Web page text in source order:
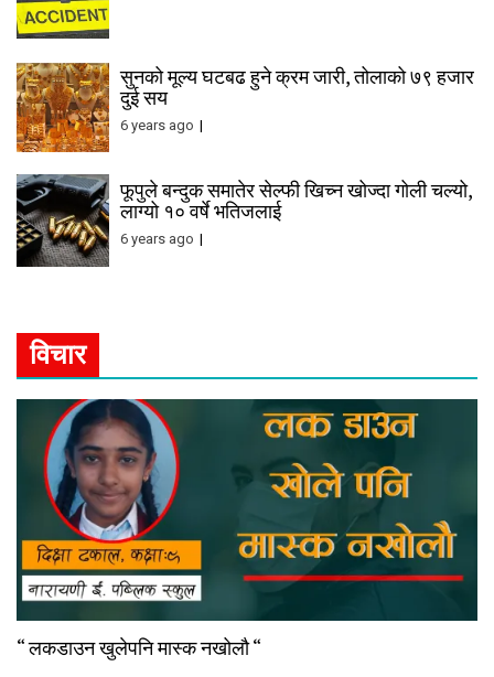
सुनको मूल्य घटबढ हुने क्रम जारी, तोलाको ७९ हजार
दुई सय
6 years ago
फूपुले बन्दुक समातेर सेल्फी खिच्न खोज्दा गोली चल्यो,
लाग्यो १० वर्षे भतिजलाई
6 years ago
विचार
“ लकडाउन खुलेपनि मास्क नखोलौ “